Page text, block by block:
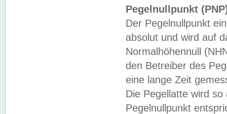
Pegelnullpunkt
Der Pegelnullpunkt
absolut und wird auf
Normalhöhennull
den Betreiber des
eine lange Zeit
Die Pegellatte wird
Pegelnullpunkt